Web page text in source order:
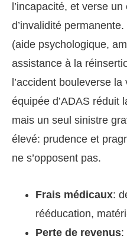
l’incapacité, et verse
d’invalidité
(aide psychologique,
assistance à la
l’accident bouleverse
équipée d’ADAS réduit
mais un seul sinistre
élevé: prudence et
ne s’opposent pas.
Frais médicaux:
rééducation,
Perte de revenus: